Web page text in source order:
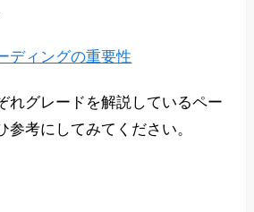
ディングの重要性
れグレードを解説しているペー
参考にしてみてください。